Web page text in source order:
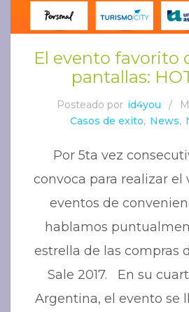
El evento favorito
pantallas:
Posteado por id4you /
Casos de exito, News,
Por 5ta vez
convoca para realizar el
eventos de
hablamos
estrella de las compras
Sale 2017. En su
Argentina, el evento se